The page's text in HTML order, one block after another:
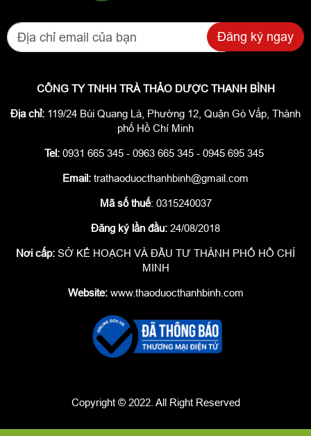
Đăng ký ngay
CÔNG TY TNHH TRÀ THẢO DƯỢC THANH BÌNH
Địa chỉ: 119/24 Bùi Quang Là, Phường 12, Quận Gò Vấp, Thành
phố Hồ Chí Minh
Tel: 0931 665 345 - 0963 665 345 - 0945 695 345
Email: trathaoduocthanhbinh@gmail.com
Mã số thuế: 0315240037
Đăng ký lần đầu: 24/08/2018
Nơi cấp: SỞ KẾ HOẠCH VÀ ĐẦU TƯ THÀNH PHỐ HỒ CHÍ
MINH
Website:www.thaoduocthanhbinh.com
Copyright © 2022. All Right Reserved